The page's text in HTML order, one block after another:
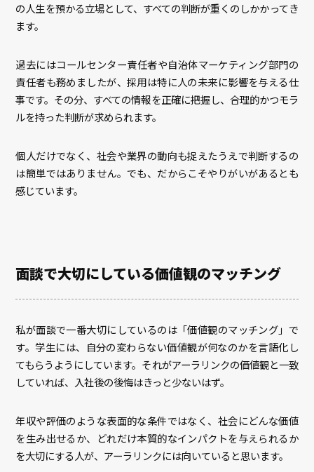
の人生を預かる立場として、すべての判断が重くのしかかってき
ます。
過去にはコールセンター責任者や自治体マーケティング部門の
責任者も務めましたが、採用は特に人の未来に影響を与える仕
事です。その分、すべての情報を正確に把握し、合理的かつモラ
ルを持った判断が求められます。
個人だけでなく、社会や業界の動向も捉えたうえで判断するの
は簡単ではありません。でも、だからこそやりがいがあるとも
感じています。
面談で大切にしている価値観のマッチング
私が面談で一番大切にしているのは「価値観のマッチング」で
す。学生には、自分の変わらない価値観が何なのかを言語化し
てもらうようにしています。それがアーラリンクの価値観と一致
していれば、入社後の後悔はきっと少ないはず。
年収や評価のような表面的な条件ではなく、社会にどんな価値
を生み出せるか、どれだけ本質的なインパクトを与えられるか
を大切にする人が、アーラリンクには向いていると思います。